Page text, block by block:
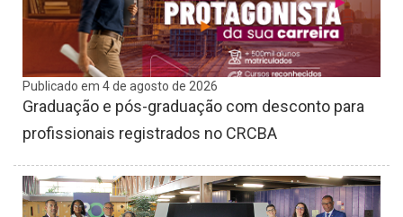
Publicado em 4 de agosto de 2026
Graduação e pós-graduação com desconto para
profissionais registrados no CRCBA